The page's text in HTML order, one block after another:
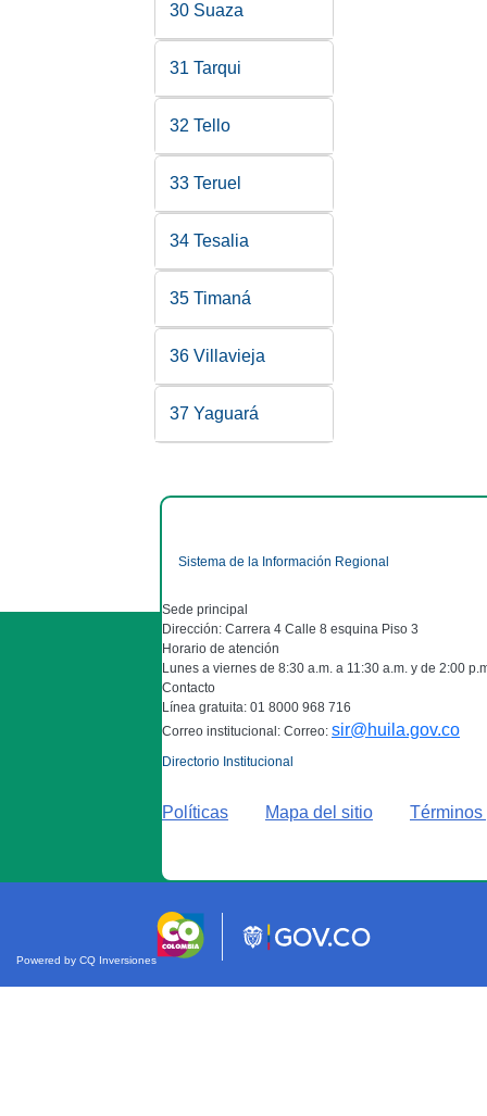
30 Suaza
31 Tarqui
32 Tello
33 Teruel
34 Tesalia
35 Timaná
36 Villavieja
37 Yaguará
Sistema de la Información Regional
Sede principal
Dirección: Carrera 4 Calle 8 esquina Piso 3
Horario de atención
Lunes a viernes de 8:30 a.m. a 11:30 a.m. y de 2:00
Contacto
Línea gratuita: 01 8000 968 716
Correo institucional: Correo: sir@huila.gov.co
Directorio Institucional
Políticas Mapa del sitio
Powered by CQ Inversiones